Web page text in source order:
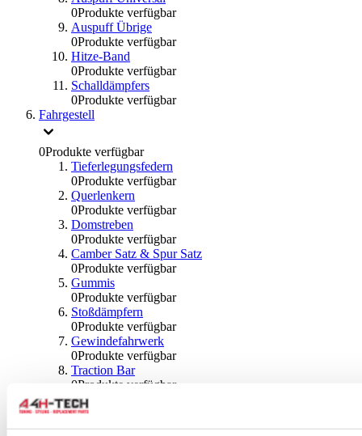
0Produkte verfügbar
Auspuff Übrige
0Produkte verfügbar
Hitze-Band
0Produkte verfügbar
Schalldämpfers
0Produkte verfügbar
Fahrgestell
0Produkte verfügbar
Tieferlegungsfedern
0Produkte verfügbar
Querlenkern
0Produkte verfügbar
Domstreben
0Produkte verfügbar
Camber Satz & Spur Satz
0Produkte verfügbar
Gummis
0Produkte verfügbar
Stoßdämpfern
0Produkte verfügbar
Gewindefahrwerk
0Produkte verfügbar
Traction Bar
0Produkte verfügbar
Stabilisator & Zubehör
0Produkte verfügbar
Kugeln & Abdeckungen